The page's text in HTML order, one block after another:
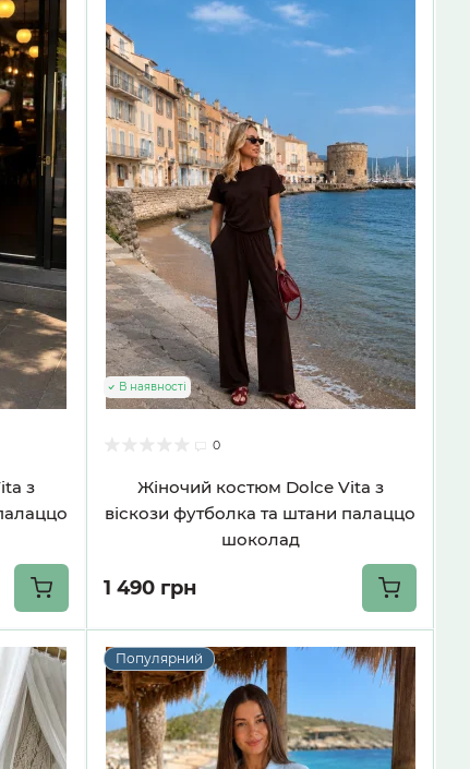
з
0
Жіночий костюм Dolce Vita з
віскози футболка та штани палаццо
шоколад
В наявності
1 490 грн
Популярний